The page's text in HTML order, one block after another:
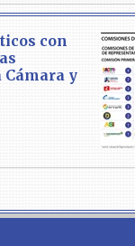
con
y